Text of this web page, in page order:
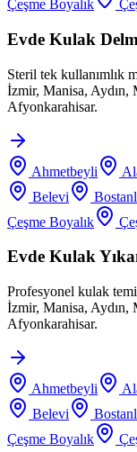
Çeşme Boyalık
Evde Kulak
Steril tek kullanımlık
İzmir, Manisa,
Afyonkarahisar.
Ahmetbeyli
Belevi
Çeşme Boyalık
Evde Kulak
Profesyonel kulak
İzmir, Manisa,
Afyonkarahisar.
Ahmetbeyli
Belevi
Çeşme Boyalık